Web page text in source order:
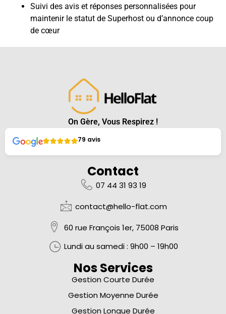
Suivi des avis et réponses personnalisées pour
maintenir le statut de Superhost ou d’annonce coup
de cœur
On Gère, Vous Respirez !
79 avis
Contact
07 44 31 93 19
contact@hello-flat.com
60 rue François 1er, 75008 Paris
Lundi au samedi :9h00 – 19h00
Nos Services
Gestion Courte Durée
Gestion Moyenne Durée
Gestion Longue Durée